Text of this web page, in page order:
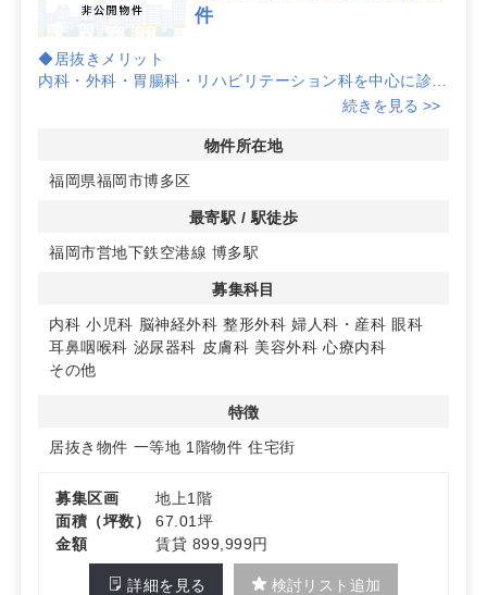
件
◆居抜きメリット
内科・外科・胃腸科・リハビリテーション科を中心に診療
していたクリニックの居抜き。既存の内装や導線を活かし
◆博多都心・住吉アドレス
福岡市博多区住吉に位置し、博多駅から徒歩約15分の都
すく、地域密着型の運営で集患力の向上に取り組みやすい
◆多科目展開との相性
外科・内科・胃腸科に加えてリハビリにも対応していた経
緯から、幅広いニーズに応じた診療メニュー設計がしやす
化につなげやすい物件です。
詳細はお問い合わせください。
続きを見る >>
物件所在地
福岡県福岡市博多区
最寄駅 / 駅徒歩
福岡市営地下鉄空港線 博多駅
募集科目
内科 小児科 脳神経外科 整形外科 婦人科・産科 眼科
耳鼻咽喉科 泌尿器科 皮膚科 美容外科 心療内科
その他
特徴
居抜き物件 一等地 1階物件 住宅街
募集区画
地上1階
面積（坪数）
67.01坪
金額
賃貸 899,999円
詳細を見る 検討リスト追加